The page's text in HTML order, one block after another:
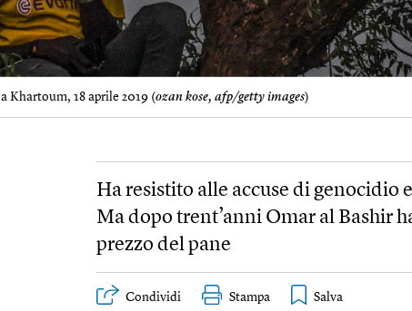
Khartoum, 18 aprile 2019 (ozan kose, afp/getty images)
Ha resistito alle accuse di genocidio
Ma dopo trent’anni Omar al Bashir
prezzo del pane
Condividi Stampa